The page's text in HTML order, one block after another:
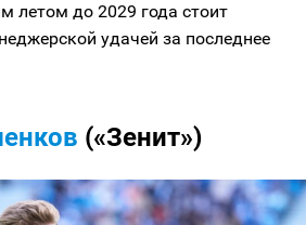
летом до 2029 года стоит
удачей за последнее
(«Зенит»)